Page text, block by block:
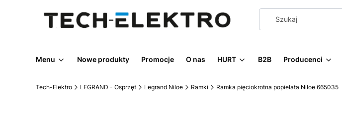
Menu Nowe produkty Promocje O nas HURT B2B Producenci
Tech-Elektro LEGRAND - Osprzęt Legrand Niloe Ramki Ramka pięciokrotna popielata Niloe 665035